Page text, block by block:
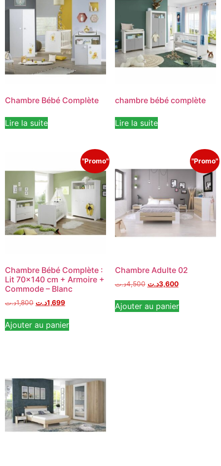
Chambre Bébé Complète
Lire la suite
chambre bébé complète
Lire la suite
"Promo"
Chambre Bébé Complète :
Lit 70×140 cm + Armoire +
Commode – Blanc
1,800د.ت 1,699د.ت
Ajouter au panier
"Promo"
Chambre Adulte 02
4,500د.ت 3,600د.ت
Ajouter au panier